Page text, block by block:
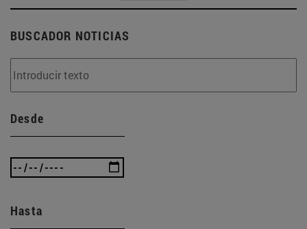
BUSCADOR NOTICIAS
Desde
Hasta